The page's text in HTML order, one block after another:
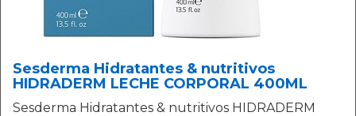
Sesderma Hidratantes & nutritivos
HIDRADERM LECHE CORPORAL 400ML
Sesderma Hidratantes & nutritivos HIDRADERM